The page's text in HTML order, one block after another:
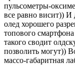
пульсометры-
все равно висит))
олед хорошего
топового
такого сводит
позволить могут))
массо-габаритная